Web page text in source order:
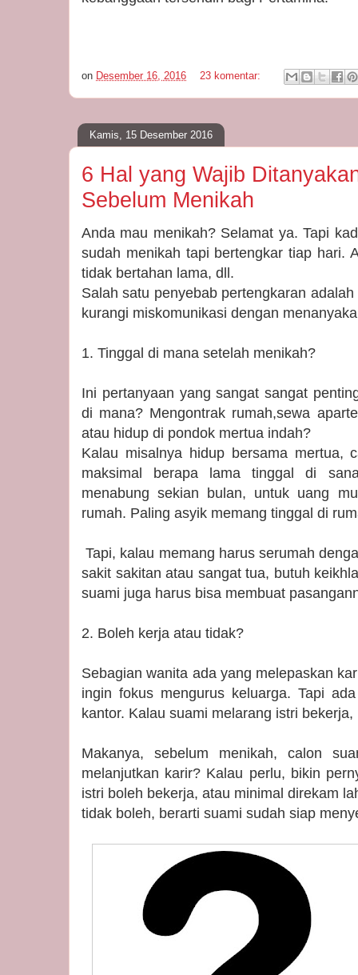
on Desember 16, 2016 23 komentar:
Kamis, 15 Desember 2016
6 Hal yang Wajib
Sebelum Menikah
Anda mau menikah? Selamat ya. Tapi
sudah menikah tapi bertengkar tiap hari.
tidak bertahan lama, dll.
Salah satu penyebab pertengkaran
kurangi miskomunikasi dengan
1. Tinggal di mana setelah menikah?
Ini pertanyaan yang sangat sangat
di mana? Mengontrak rumah,sewa
atau hidup di pondok mertua indah?
Kalau misalnya hidup bersama mertua,
maksimal berapa lama tinggal di
menabung sekian bulan, untuk uang
rumah. Paling asyik memang tinggal di
Tapi, kalau memang harus serumah
sakit sakitan atau sangat tua, butuh
suami juga harus bisa membuat
2. Boleh kerja atau tidak?
Sebagian wanita ada yang melepaskan
ingin fokus mengurus keluarga. Tapi
kantor. Kalau suami melarang istri
Makanya, sebelum menikah, calon
melanjutkan karir? Kalau perlu, bikin
istri boleh bekerja, atau minimal direkam
tidak boleh, berarti suami sudah siap